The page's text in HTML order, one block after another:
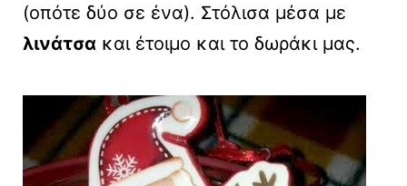
(οπότε δύο σε ένα). Στόλισα μέσα με
λινάτσα και έτοιμο και το δωράκι μας.